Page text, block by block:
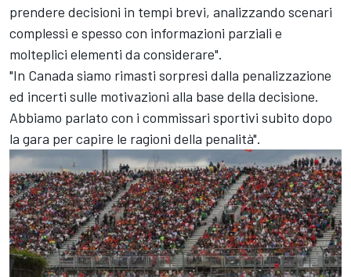
prendere decisioni in tempi brevi, analizzando scenari
complessi e spesso con informazioni parziali e
molteplici elementi da considerare".
"In Canada siamo rimasti sorpresi dalla penalizzazione
ed incerti sulle motivazioni alla base della decisione.
Abbiamo parlato con i commissari sportivi subito dopo
la gara per capire le ragioni della penalità".